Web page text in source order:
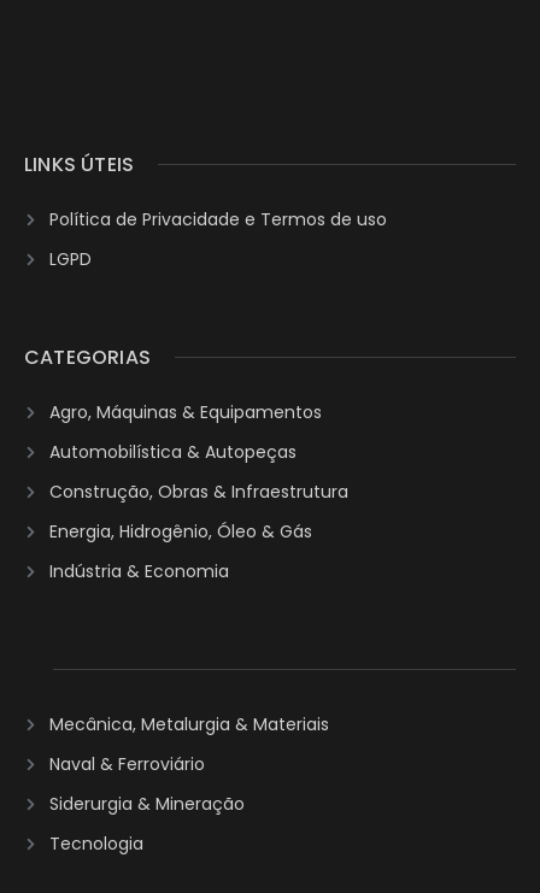
LINKS ÚTEIS
Política de Privacidade e Termos de uso
LGPD
CATEGORIAS
Agro, Máquinas & Equipamentos
Automobilística & Autopeças
Construção, Obras & Infraestrutura
Energia, Hidrogênio, Óleo & Gás
Indústria & Economia
Mecânica, Metalurgia & Materiais
Naval & Ferroviário
Siderurgia & Mineração
Tecnologia